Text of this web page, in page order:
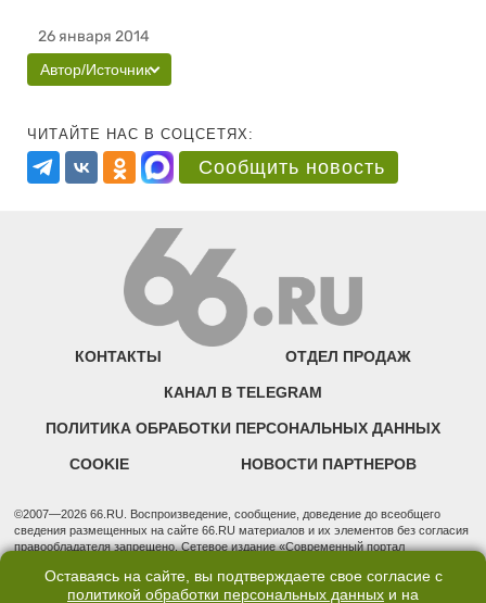
26 января 2014
Автор/Источник
ЧИТАЙТЕ НАС В СОЦСЕТЯХ:
Сообщить новость
КОНТАКТЫ ОТДЕЛ ПРОДАЖ
КАНАЛ В TELEGRAM
ПОЛИТИКА ОБРАБОТКИ ПЕРСОНАЛЬНЫХ ДАННЫХ
COOKIE НОВОСТИ ПАРТНЕРОВ
©2007—2026 66.RU. Воспроизведение, сообщение, доведение до всеобщего
сведения размещенных на сайте 66.RU материалов и их элементов без согласия
правообладателя запрещено. Сетевое издание «Современный портал
надзору в сфере связи, информационных технологий и массовых коммуникаций
(Роскомнадзор). Регистрационный номер ЭЛ № ФС 77 - 76634 от 02.09.2019
Оставаясь на сайте, вы подтверждаете свое согласие с
политикой обработки персональных данных и на